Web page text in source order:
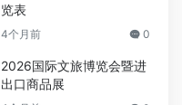
览表
4个月前 0
2026国际文旅博览会暨进
出口商品展